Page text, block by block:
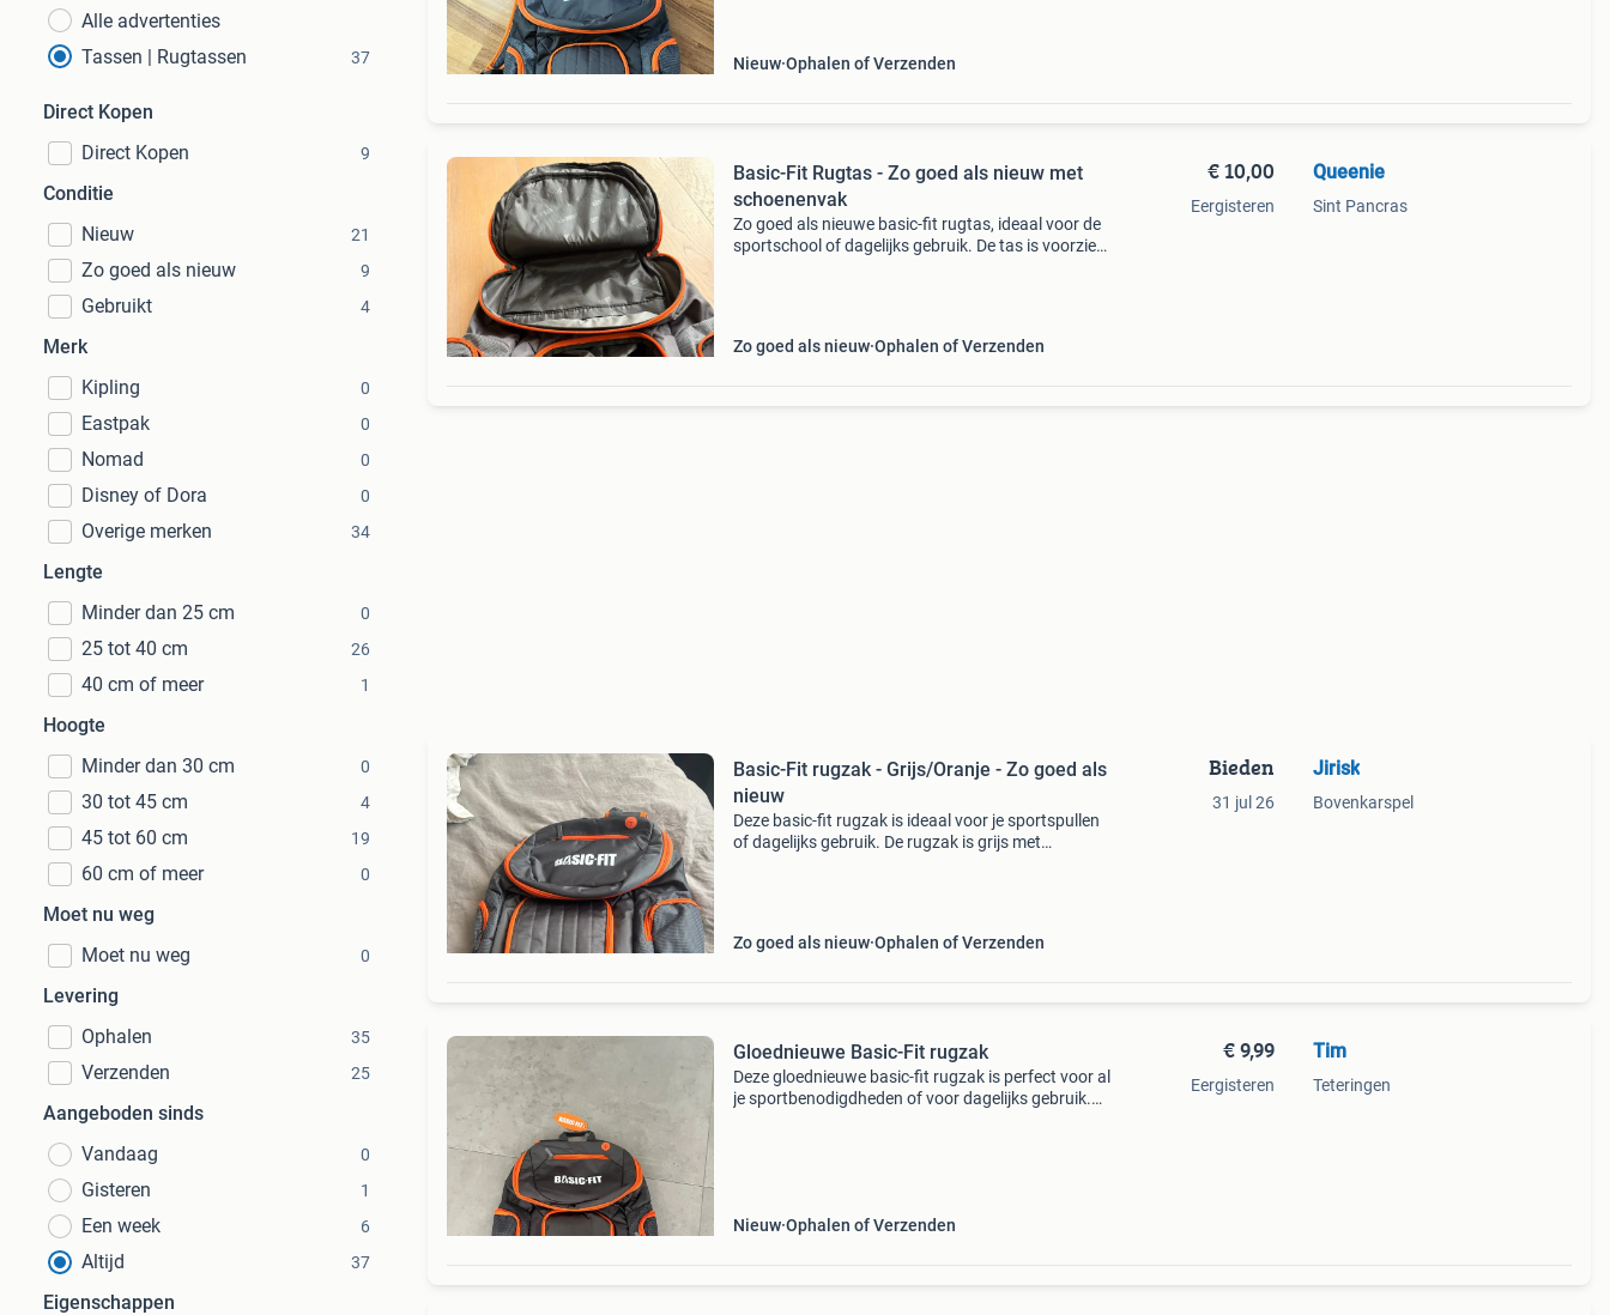
Alle advertenties
Tassen | Rugtassen
37
Direct Kopen
Direct Kopen
9
Conditie
Nieuw
21
Zo goed als nieuw 9
Gebruikt 4
Merk
Kipling
0
Eastpak 0
Nomad 0
Disney of Dora 0
Overige merken 34
Lengte
Minder dan 25 cm
0
25 tot 40 cm 26
40 cm of meer 1
Hoogte
Minder dan 30 cm
0
30 tot 45 cm 4
45 tot 60 cm 19
60 cm of meer 0
Moet nu weg
Moet nu weg
0
Levering
Ophalen
35
Verzenden 25
Aangeboden sinds
Vandaag
0
Gisteren 1
Een week 6
Altijd 37
Eigenschappen
Nieuw Ophalen of Verzenden
Basic-Fit Rugtas - Zo goed als nieuw met
schoenenvak
Zo goed als nieuwe basic-fit rugtas, ideaal voor de
sportschool of dagelijks gebruik. De tas is voorzien
Zo goed als nieuw Ophalen of Verzenden
€ 10,00
Eergisteren
Queenie
Sint Pancras
Basic-Fit rugzak - Grijs/Oranje - Zo goed als
nieuw
Deze basic-fit rugzak is ideaal voor je sportspullen
of dagelijks gebruik. De rugzak is grijs met
Zo goed als nieuw Ophalen of Verzenden
Bieden
31 jul 26
Jirisk
Bovenkarspel
Gloednieuwe Basic-Fit rugzak
Deze gloednieuwe basic-fit rugzak is perfect voor al
je sportbenodigdheden of voor dagelijks gebruik.
Nieuw Ophalen of Verzenden
€ 9,99
Eergisteren
Tim
Teteringen